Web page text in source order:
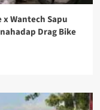
Wantech Sapu
Drag Bike